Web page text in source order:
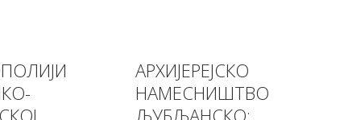
АРХИЈЕРЕЈСКО
НАМЕСНИШТВО